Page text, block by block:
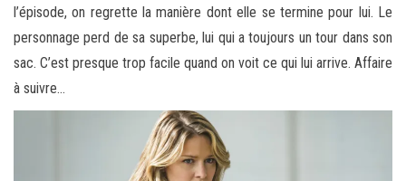
l’épisode, on regrette la manière dont elle se termine pour lui. Le
personnage perd de sa superbe, lui qui a toujours un tour dans son
sac. C’est presque trop facile quand on voit ce qui lui arrive. Affaire
à suivre…